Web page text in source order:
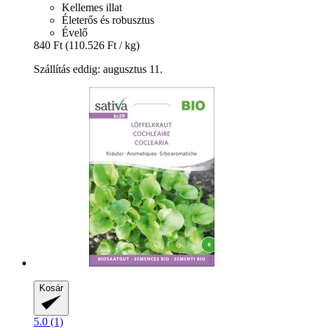
Kellemes illat
Életerős és robusztus
Évelő
840 Ft (110.526 Ft / kg)
Szállítás eddig: augusztus 11.
Kosár
5.0 (1)